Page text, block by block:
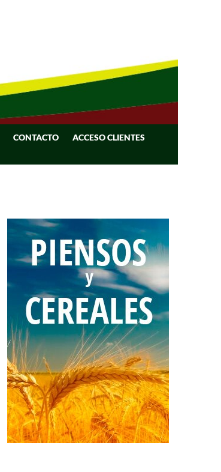
CONTACTO ACCESO CLIENTES